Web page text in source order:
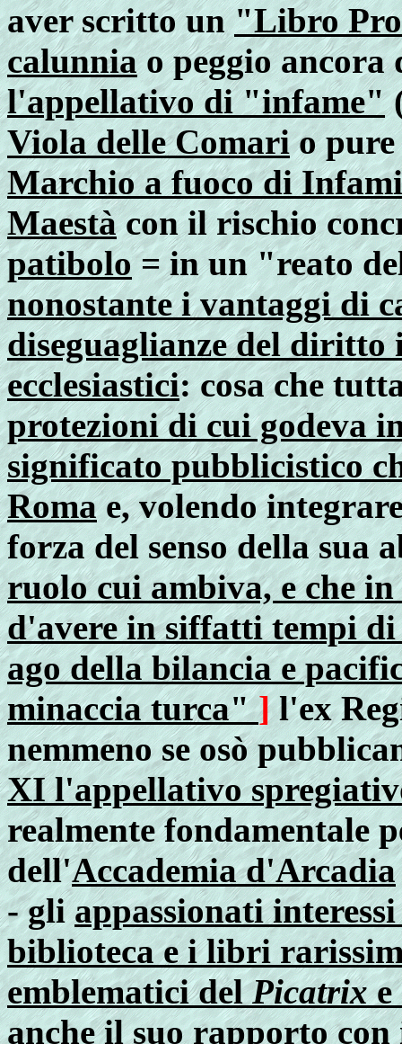
aver scritto un"Libro
calunniao peggio ancora
l'appellativo di "infame"
Viola delle Comario
Marchio a fuoco di
Maestàcon il rischio
patibolo= in un "reato
nonostante i vantaggi di
diseguaglianze del
ecclesiastici: cosa che
protezioni di cui godeva
significato pubblicistico
Romae, volendo
forza del senso della sua
ruolo cui ambiva, e che
d'avere in siffatti tempi di
ago della bilancia e
minaccia turca"]l'ex
nemmeno se osò
XI l'appellativo
realmente fondamentale
dell'Accademia d'Arcadia
- gliappassionati
biblioteca e i libri
emblematici delPicatrixe
anche il suorapporto